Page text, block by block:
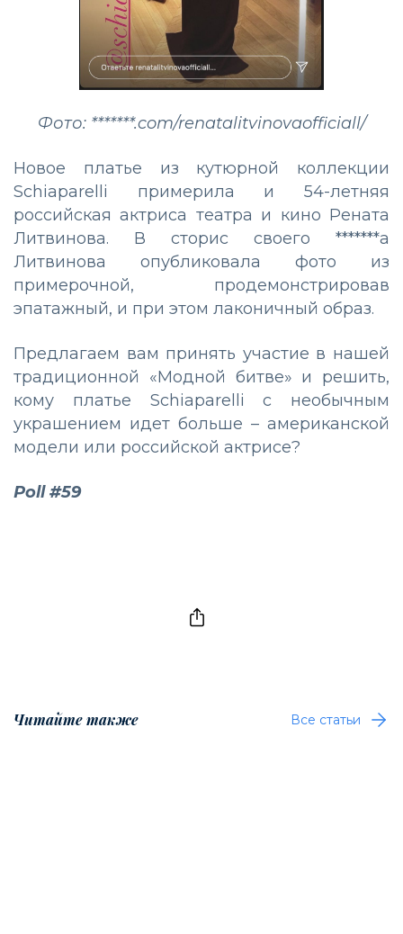
Фото: *******.com/renatalitvinovaofficiall/
Новое платье из кутюрной коллекции
Schiaparelli примерила и 54-летняя
российская актриса театра и кино Рената
Литвинова. В сторис своего *******а
Литвинова опубликовала фото из
примерочной, продемонстрировав
эпатажный, и при этом лаконичный образ.
Предлагаем вам принять участие в нашей
традиционной «Модной битве» и решить,
кому платье Schiaparelli с необычным
украшением идет больше – американской
модели или российской актрисе?
Poll #59
Читайте также Все статьи